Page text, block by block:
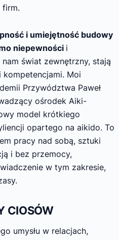
firm.
i umiejętność budowy
niepewności i
świat zewnętrzny, stają
kompetencjami. Moi
Przywództwa Paweł
ośrodek Aiki-
model krótkiego
opartego na aikido. To
pracy nad sobą, sztuki
i bez przemocy,
w tym zakresie,
CIOSÓW
umysłu w relacjach,